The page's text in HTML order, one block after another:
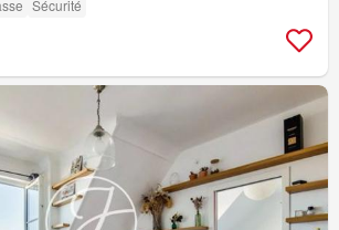
Sécurité